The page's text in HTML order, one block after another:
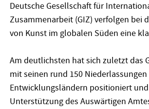
Deutsche Gesellschaft für
Zusammenarbeit (GIZ) verfolgen bei
von Kunst im globalen Süden eine
Am deutlichsten hat sich zuletzt das
mit seinen rund 150 Niederlassungen
Entwicklungsländern positioniert
Unterstützung des Auswärtigen